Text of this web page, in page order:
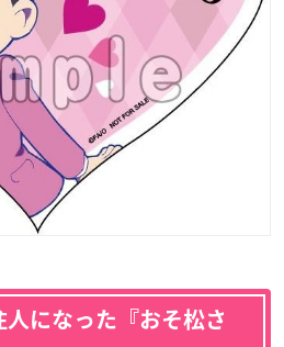
になった『おそ松さ